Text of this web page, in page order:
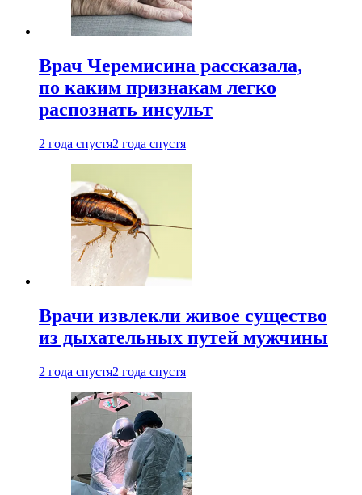
Врач Черемисина рассказала,
по каким признакам легко
распознать инсульт
2 года спустя2 года спустя
Врачи извлекли живое существо
из дыхательных путей мужчины
2 года спустя2 года спустя